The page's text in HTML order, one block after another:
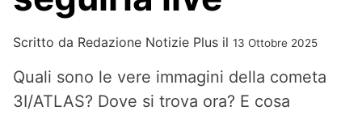
Scritto da Redazione Notizie Plus il 13 Ottobre 2025
Quali sono le vere immagini della cometa
3I/ATLAS? Dove si trova ora? E cosa